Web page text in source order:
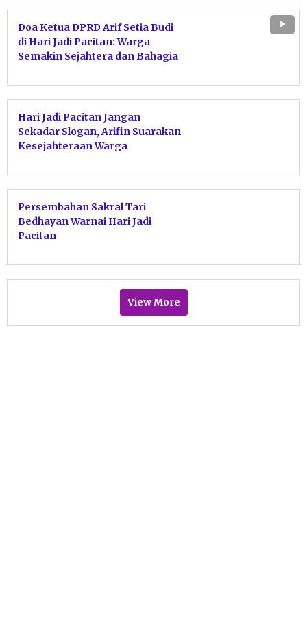
Doa Ketua DPRD Arif Setia Budi
di Hari Jadi Pacitan: Warga
Semakin Sejahtera dan Bahagia
Hari Jadi Pacitan Jangan
Sekadar Slogan, Arifin Suarakan
Kesejahteraan Warga
Persembahan Sakral Tari
Bedhayan Warnai Hari Jadi
Pacitan
View More